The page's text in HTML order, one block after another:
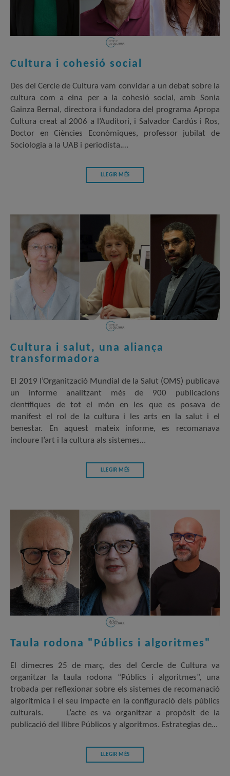
Cultura i cohesió social
Des del Cercle de Cultura vam convidar a un debat sobre la
cultura com a eina per a la cohesió social, amb Sonia
Gainza Bernal, directora i fundadora del programa Apropa
Cultura creat al 2006 a l’Auditori, i Salvador Cardús i Ros,
Doctor en Ciències Econòmiques, professor jubilat de
Sociologia a la UAB i periodista.…
LLEGIR MÉS
Cultura i salut, una aliança
transformadora
El 2019 l’Organització Mundial de la Salut (OMS) publicava
un informe analitzant més de 900 publicacions
científiques de tot el món en les que es posava de
manifest el rol de la cultura i les arts en la salut i el
benestar. En aquest mateix informe, es recomanava
incloure l’art i la cultura als sistemes…
LLEGIR MÉS
Taula rodona "Públics i algoritmes"
El dimecres 25 de març, des del Cercle de Cultura va
organitzar la taula rodona “Públics i algoritmes”, una
trobada per reflexionar sobre els sistemes de recomanació
algorítmica i el seu impacte en la configuració dels públics
culturals. L’acte es va organitzar a propòsit de la
publicació del llibre Públicos y algoritmos. Estrategias de…
LLEGIR MÉS